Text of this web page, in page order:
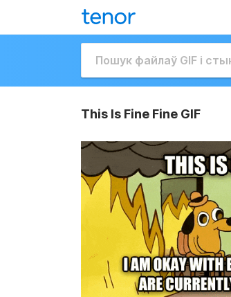
This Is Fine Fine GIF